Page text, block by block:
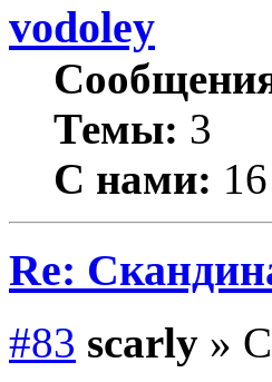
vodoley
Темы: 3
С нами:
Re:
#83 scarly »